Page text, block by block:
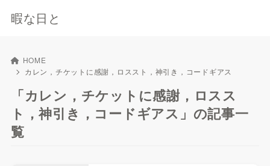
暇な日と
HOME
カレン，チケットに感謝，ロススト，神引き，コードギアス
「カレン，チケットに感謝，ロスス
ト，神引き，コードギアス」の記事一
覧